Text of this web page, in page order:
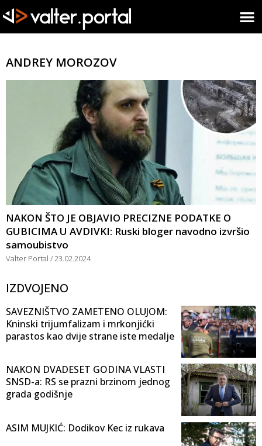
ANDREY MOROZOV
NAKON ŠTO JE OBJAVIO PRECIZNE PODATKE O
GUBICIMA U AVDIVKI: Ruski bloger navodno izvršio
samoubistvo
Valter Portal 23.02.2024
IZDVOJENO
SAVEZNIŠTVO ZAMETENO OLUJOM:
Kninski trijumfalizam i mrkonjićki
parastos kao dvije strane iste medalje
NAKON DVADESET GODINA VLASTI
SNSD-a: RS se prazni brzinom jednog
grada godišnje
ASIM MUJKIĆ: Dodikov Kec iz rukava